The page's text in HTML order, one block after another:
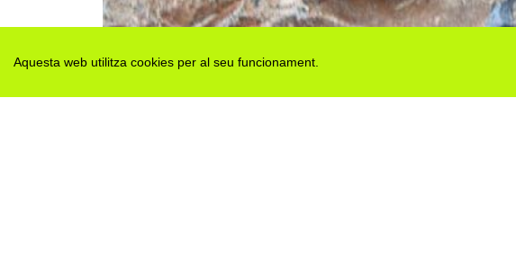
Aquesta web utilitza cookies per al seu funcionament.